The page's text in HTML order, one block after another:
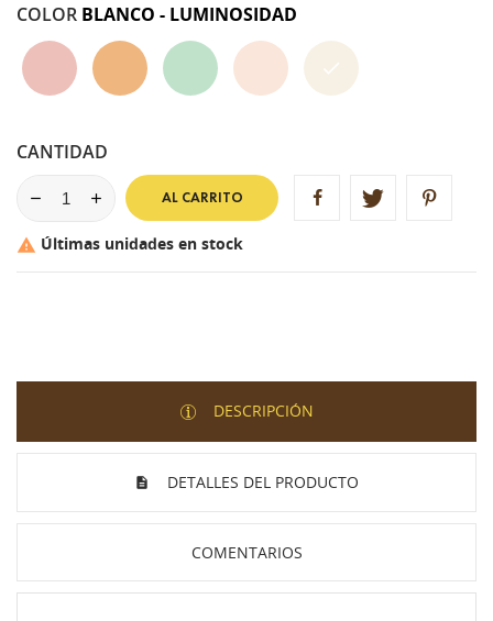
COLOR BLANCO - LUMINOSIDAD
ROSA
-
BRILLO
MELOCOTàN
-
IMPERFECCIONES
VERDE
-
ROJECES
AZUL
-
MATIFICANTE
BLANCO
-
LUMINOSIDAD
CANTIDAD
AL CARRITO
 Últimas unidades en stock
DESCRIPCIÓN
DETALLES DEL PRODUCTO
COMENTARIOS